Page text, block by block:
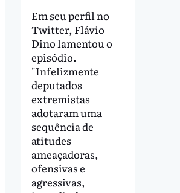
Em seu perfil no
Twitter, Flávio
Dino lamentou o
episódio.
"Infelizmente
deputados
extremistas
adotaram uma
sequência de
atitudes
ameaçadoras,
ofensivas e
agressivas,